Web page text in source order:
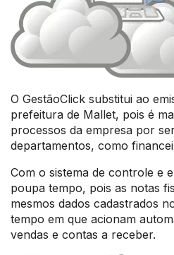
O GestãoClick substitui ao
prefeitura de Mallet, pois é
processos da empresa por
departamentos, como
Com o sistema de controle e
poupa tempo, pois as notas
mesmos dados cadastrados
tempo em que acionam
vendas e contas a receber.